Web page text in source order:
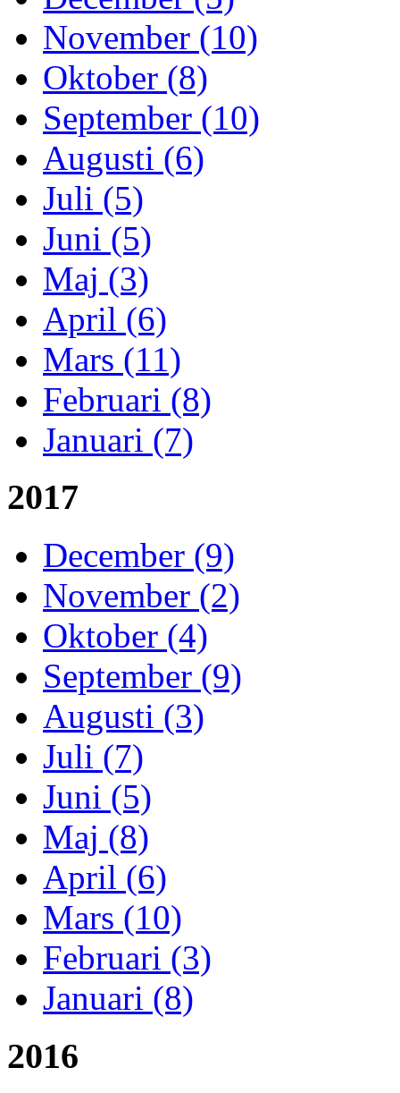
November (10)
Oktober (8)
September (10)
Augusti (6)
Juli (5)
Juni (5)
Maj (3)
April (6)
Mars (11)
Februari (8)
Januari (7)
2017
December (9)
November (2)
Oktober (4)
September (9)
Augusti (3)
Juli (7)
Juni (5)
Maj (8)
April (6)
Mars (10)
Februari (3)
Januari (8)
2016